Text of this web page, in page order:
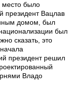
место было
президент Вацлав
домом, был
был
сказать, это
президент решил
Владо